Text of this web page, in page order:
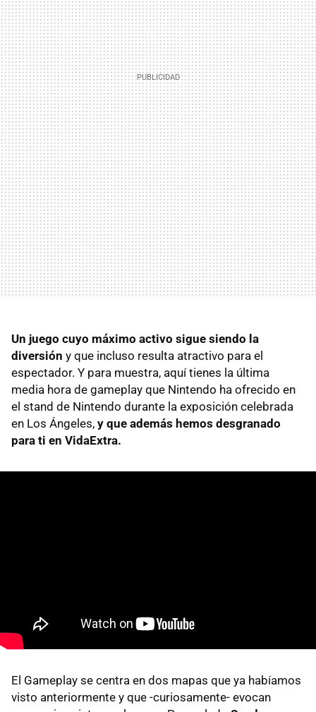
Un juego cuyo máximo activo sigue siendo la
diversión y que incluso resulta atractivo para el
espectador. Y para muestra, aquí tienes la última
media hora de gameplay que Nintendo ha ofrecido en
el stand de Nintendo durante la exposición celebrada
en Los Ángeles, y que además hemos desgranado
para ti en VidaExtra.
El Gameplay se centra en dos mapas que ya habíamos
visto anteriormente y que -curiosamente- evocan